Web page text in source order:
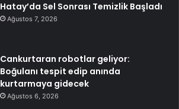
Hatay’da Sel Sonrası Temizlik Başladı
Ağustos 7, 2026
Cankurtaran robotlar geliyor:
Boğulanı tespit edip anında
kurtarmaya gidecek
Ağustos 6, 2026